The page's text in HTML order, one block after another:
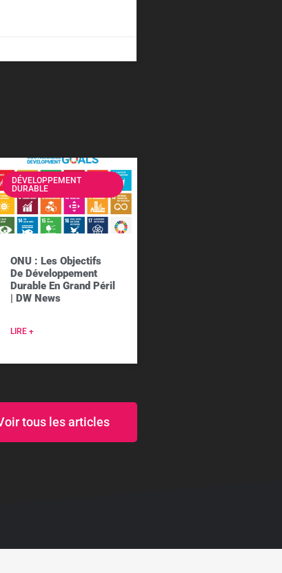
DÉVELOPPEMENT
DURABLE
ONU : Les Objectifs
De Développement
Durable En Grand Péril
| DW News
LIRE +
tous les articles